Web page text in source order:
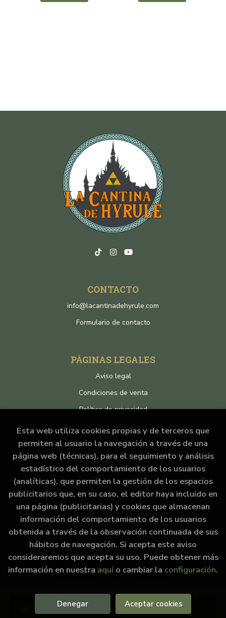
Añadir a mi cesta
CONTACTO
info@lacantinadehyrule.com
Formulario de contacto
PÁGINAS LEGALES
Aviso legal
Condiciones de venta
Política de privacidad
Política de Cookies
ATENCIÓN AL CLIENTE
Quiénes somos
Pedidos especiales
Formulario de desistimiento
2026 ©La cantina de Hyrule. Todos los Derechos
Esta web utiliza cookies propias y de terceros que
permiten al usuario la navegación a través de una
página web (técnicas), para el seguimiento y análisis
estadístico del comportamiento de los usuarios
(analíticas), que permiten la gestión de los espacios
publicitarios que, en su caso, el editor haya incluido en
una página (publicitarias) y cookies que almacenan
información del comportamiento de los usuarios
obtenida a través de la observación continuada de sus
hábitos de navegación. Si acepta este aviso
consideraremos que acepta su uso. Puede obtener más
información en nuestra aquío cambiar la configuración.
Denegar Aceptar cookies